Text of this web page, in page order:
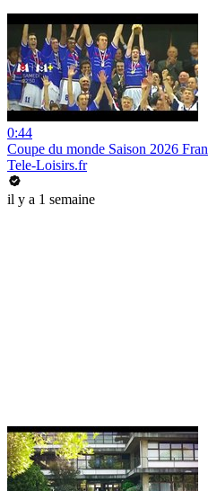
0:44
Coupe du monde Saison 2026
Tele-Loisirs.fr
il y a 1 semaine